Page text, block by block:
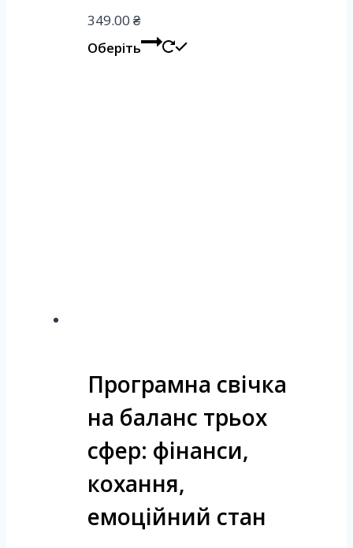
349.00 ₴
Оберіть
Програмна свічка
на баланс трьох
сфер: фінанси,
кохання,
емоційний стан